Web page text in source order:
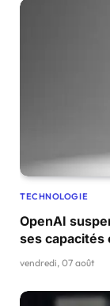
TECHNOLOGIE
OpenAI
ses
vendredi, 07 août